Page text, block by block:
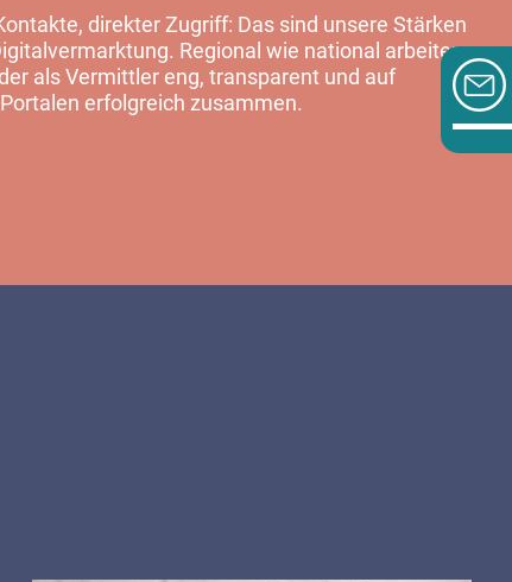
direkter Zugriff: Das sind unsere Stärken
Regional wie national arbeiten
als Vermittler eng, transparent und auf
erfolgreich zusammen.